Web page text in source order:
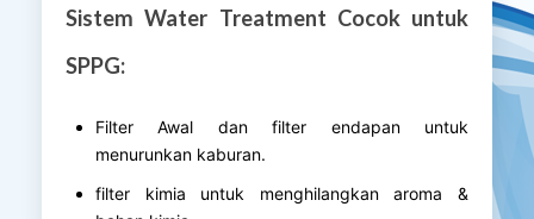
Sistem Water Treatment Cocok untuk
SPPG:
Filter Awal dan filter endapan untuk
menurunkan kaburan.
filter kimia untuk menghilangkan aroma &